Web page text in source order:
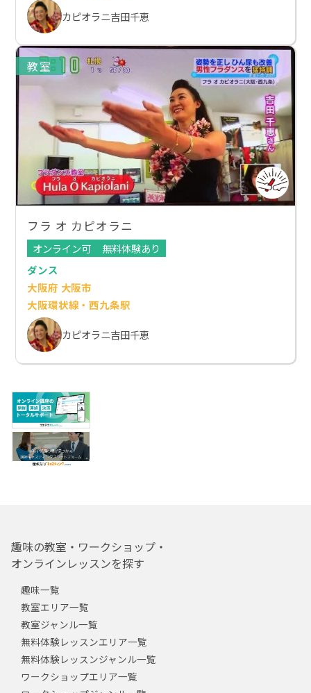
カピオラニ吉田千恵
教室
フラ オ カピオラニ
オンライン可
無料体験あり
ダンス
大阪府 大阪市
大阪環状線・西九条駅
カピオラニ吉田千恵
趣味の教室・ワークショップ・
オンラインレッスンを探す
趣味一覧
教室エリア一覧
教室ジャンル一覧
無料体験レッスンエリア一覧
無料体験レッスンジャンル一覧
ワークショップエリア一覧